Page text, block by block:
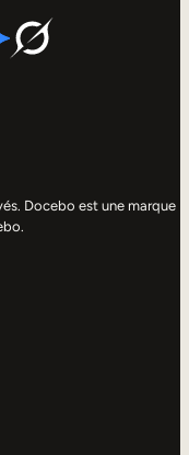
Docebo est une marque